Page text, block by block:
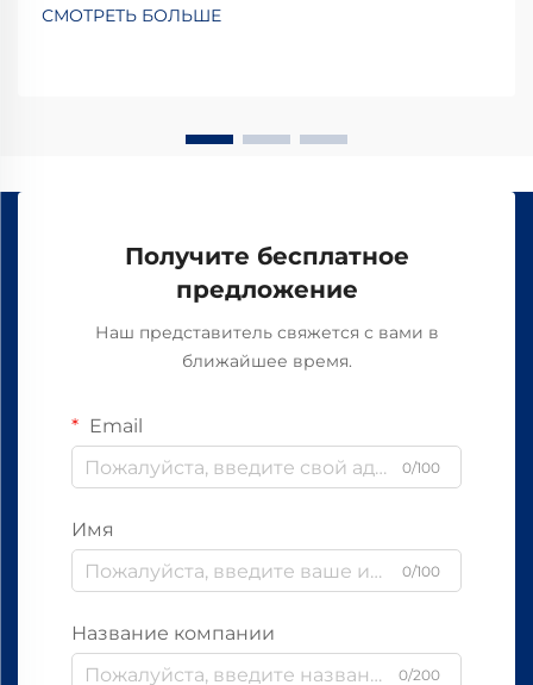
СМОТРЕТЬ БОЛЬШЕ
Получите бесплатное
предложение
Наш представитель свяжется с вами в
ближайшее время.
Email
0/100
Имя
0/100
Название компании
0/200